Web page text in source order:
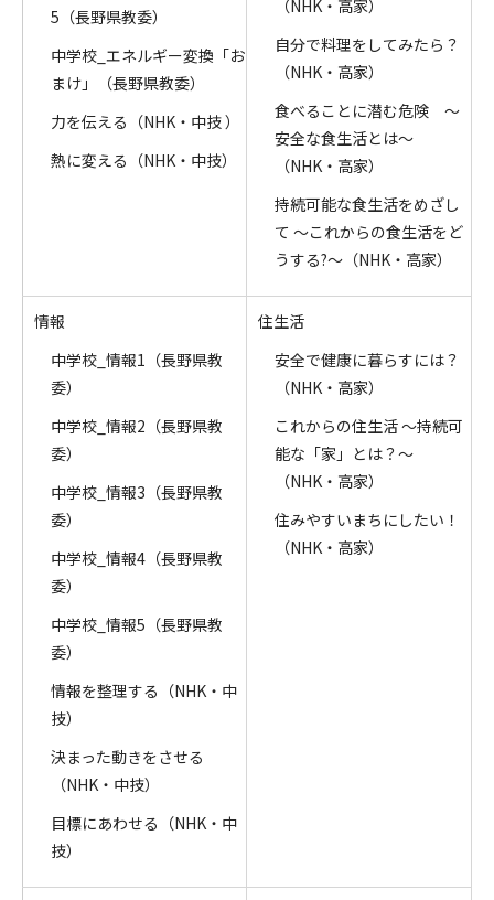
5（長野県教委）
中学校_エネルギー変換「お
まけ」（長野県教委）
力を伝える（NHK・中技 ）
熱に変える（NHK・中技）
（NHK・高家）
自分で料理をしてみたら？
（NHK・高家）
食べることに潜む危険 ～
安全な食生活とは～
（NHK・高家）
持続可能な食生活をめざし
て ～これからの食生活をど
うする?～（NHK・高家）
情報
中学校_情報1（長野県教
委）
中学校_情報2（長野県教
委）
中学校_情報3（長野県教
委）
中学校_情報4（長野県教
委）
中学校_情報5（長野県教
委）
情報を整理する（NHK・中
技）
決まった動きをさせる
（NHK・中技）
目標にあわせる（NHK・中
技）
住生活
安全で健康に暮らすには？
（NHK・高家）
これからの住生活 ～持続可
能な「家」とは？～
（NHK・高家）
住みやすいまちにしたい！
（NHK・高家）